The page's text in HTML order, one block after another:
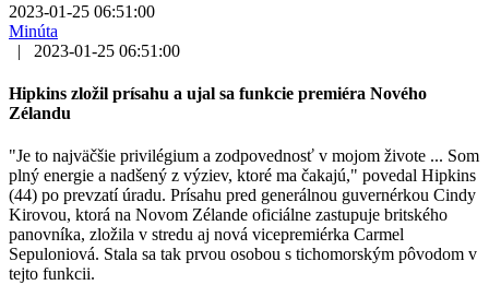
2023-01-25 06:51:00
Minúta
|
2023-01-25 06:51:00
Hipkins zložil prísahu a ujal sa funkcie premiéra Nového
Zélandu
"Je to najväčšie privilégium a zodpovednosť v mojom živote ... Som
plný energie a nadšený z výziev, ktoré ma čakajú," povedal Hipkins
(44) po prevzatí úradu. Prísahu pred generálnou guvernérkou Cindy
Kirovou, ktorá na Novom Zélande oficiálne zastupuje britského
panovníka, zložila v stredu aj nová vicepremiérka Carmel
Sepuloniová. Stala sa tak prvou osobou s tichomorským pôvodom v
tejto funkcii.